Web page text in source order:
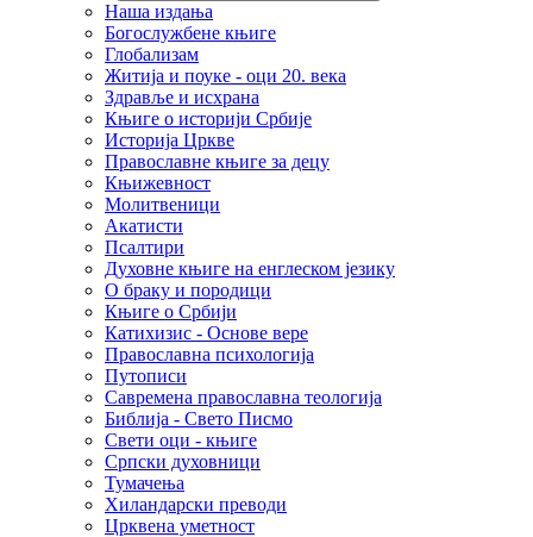
Наша издања
Богослужбене књиге
Глобализам
Житија и поуке - оци 20. века
Здравље и исхрана
Књиге о историји Србије
Историја Цркве
Православне књиге за децу
Књижевност
Молитвеници
Акатисти
Псалтири
Духовне књиге на енглеском језику
О браку и породици
Књиге о Србији
Катихизис - Основе вере
Православна психологија
Путописи
Савремена православна теологија
Библија - Свето Писмо
Свети оци - књиге
Српски духовници
Тумачења
Хиландарски преводи
Црквена уметност